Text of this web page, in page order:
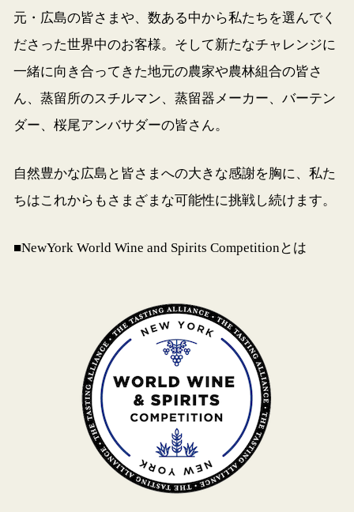
元・広島の皆さまや、数ある中から私たちを選んでく
ださった世界中のお客様。そして新たなチャレンジに
一緒に向き合ってきた地元の農家や農林組合の皆さ
ん、蒸留所のスチルマン、蒸留器メーカー、バーテン
ダー、桜尾アンバサダーの皆さん。
自然豊かな広島と皆さまへの大きな感謝を胸に、私た
ちはこれからもさまざまな可能性に挑戦し続けます。
■NewYork World Wine and Spirits Competitionとは